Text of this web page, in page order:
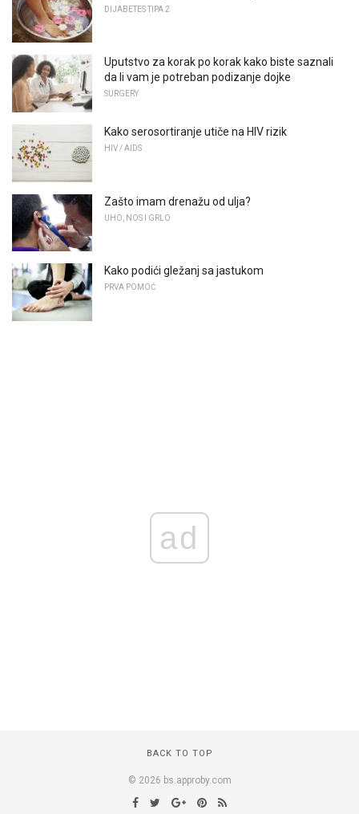
DIJABETES TIPA 2
Uputstvo za korak po korak kako biste saznali
da li vam je potreban podizanje dojke
SURGERY
Kako serosortiranje utiče na HIV rizik
HIV / AIDS
Zašto imam drenažu od ulja?
UHO, NOS I GRLO
Kako podići gležanj sa jastukom
PRVA POMOĆ
ad
BACK TO TOP
© 2026 bs.approby.com